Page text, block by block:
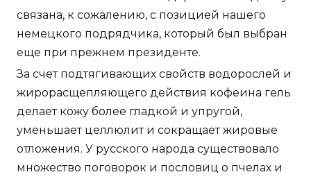
связана, к сожалению, с позицией нашего
немецкого подрядчика, который был выбран
еще при прежнем президенте.
За счет подтягивающих свойств водорослей и
жирорасщепляющего действия кофеина гель
делает кожу более гладкой и упругой,
уменьшает целлюлит и сокращает жировые
отложения. У русского народа существовало
множество поговорок и пословиц о пчелах и